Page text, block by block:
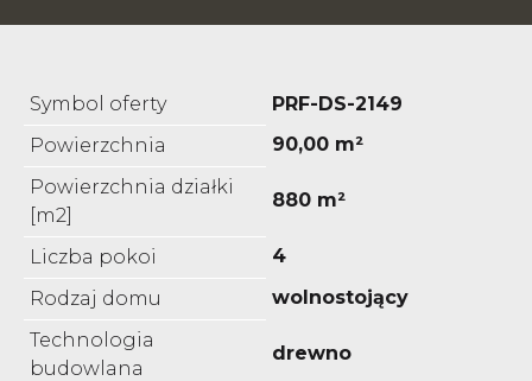
Symbol oferty
PRF-DS-2149
Powierzchnia
90,00 m²
Powierzchnia działki
[m2]
880 m²
Liczba pokoi
4
Rodzaj domu
wolnostojący
Technologia
budowlana
drewno